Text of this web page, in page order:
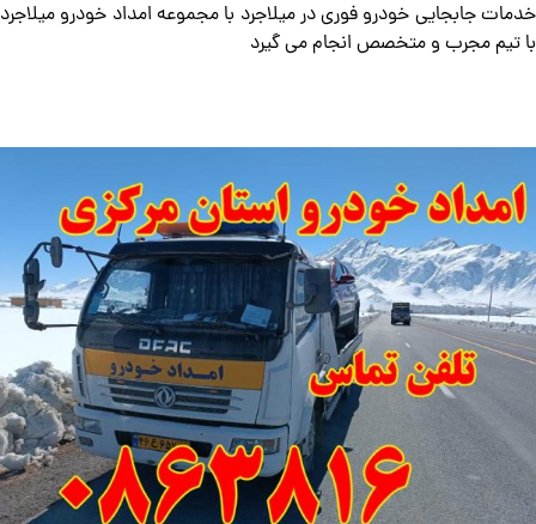
خدمات جابجایی خودرو فوری در میلاجرد با مجموعه امداد خودرو میلاجرد
با تیم مجرب و متخصص انجام می گیرد